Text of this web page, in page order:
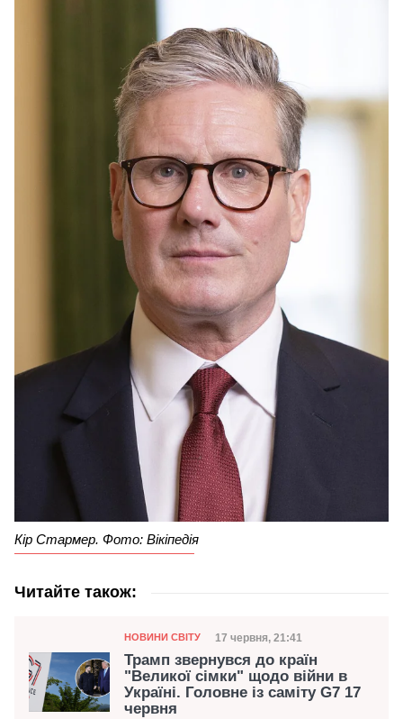
Кір Стармер. Фото: Вікіпедія
Читайте також:
Категорія
НОВИНИ СВІТУ Дата публікації
17 червня, 21:41
Трамп звернувся до країн
"Великої сімки" щодо війни в
Україні. Головне із саміту G7 17
червня